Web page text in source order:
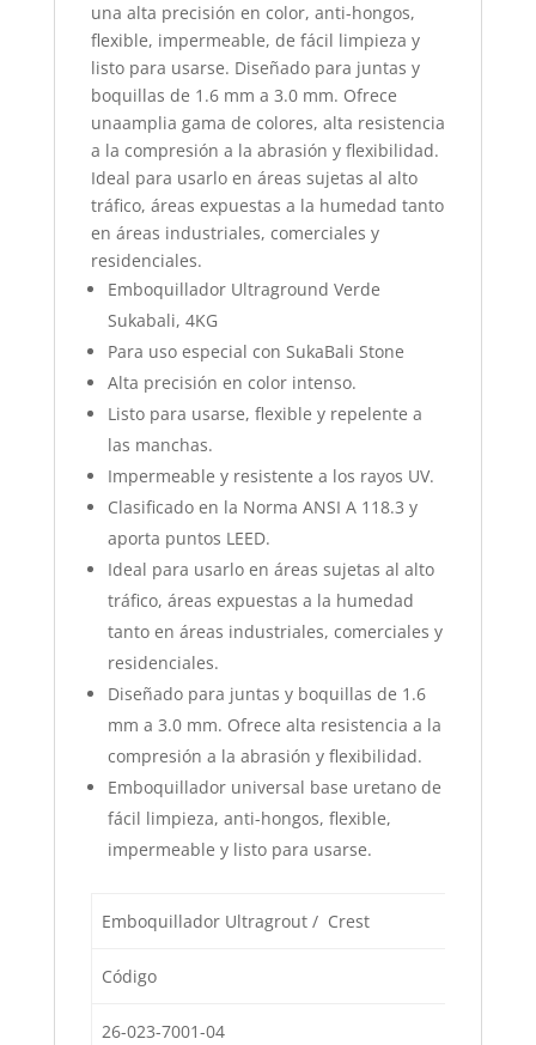
una alta precisión en color, anti-hongos,
flexible, impermeable, de fácil limpieza y
listo para usarse. Diseñado para juntas y
boquillas de 1.6 mm a 3.0 mm. Ofrece
unaamplia gama de colores, alta resistencia
a la compresión a la abrasión y flexibilidad.
Ideal para usarlo en áreas sujetas al alto
tráfico, áreas expuestas a la humedad tanto
en áreas industriales, comerciales y
residenciales.
Emboquillador Ultraground Verde
Sukabali, 4KG
Para uso especial con SukaBali Stone
Alta precisión en color intenso.
Listo para usarse, flexible y repelente a
las manchas.
Impermeable y resistente a los rayos UV.
Clasificado en la Norma ANSI A 118.3 y
aporta puntos LEED.
Ideal para usarlo en áreas sujetas al alto
tráfico, áreas expuestas a la humedad
tanto en áreas industriales, comerciales y
residenciales.
Diseñado para juntas y boquillas de 1.6
mm a 3.0 mm. Ofrece alta resistencia a la
compresión a la abrasión y flexibilidad.
Emboquillador universal base uretano de
fácil limpieza, anti-hongos, flexible,
impermeable y listo para usarse.
Emboquillador Ultragrout / Crest
Código
26-023-7001-04